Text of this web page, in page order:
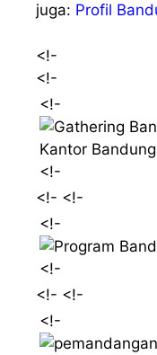
juga: Profil
<!-
<!-
<!-
<!-
<!- <!-
<!-
<!-
<!- <!-
<!-